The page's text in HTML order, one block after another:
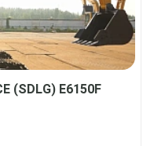
(SDLG) E6150F